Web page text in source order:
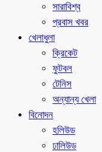
সারাবিশ্ব
প্রবাস খবর
খেলাধুলা
ক্রিকেট
ফুটবল
টেনিস
অন্যান্য খেলা
বিনোদন
হলিউড
ঢালিউড